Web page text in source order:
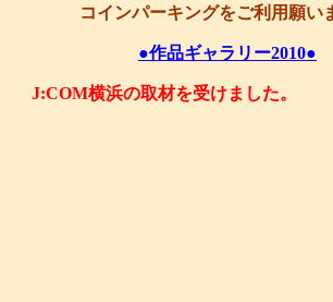
コインパーキングをご利用願い
●作品ギャラリー2010●
J:COM横浜の取材を受け